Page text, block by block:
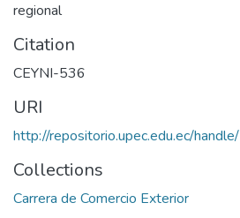
regional
Citation
CEYNI-536
URI
http://repositorio.upec.edu.ec/
Collections
Carrera de Comercio Exterior